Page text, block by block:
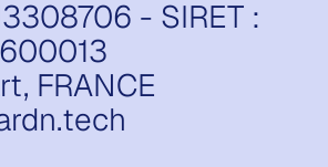
- SIRET :
FRANCE